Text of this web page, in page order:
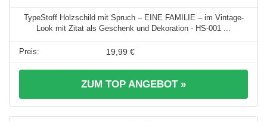
TypeStoff Holzschild mit Spruch – EINE FAMILIE – im Vintage-
Look mit Zitat als Geschenk und Dekoration - HS-001 ...
19,99 €
ZUM TOP ANGEBOT »